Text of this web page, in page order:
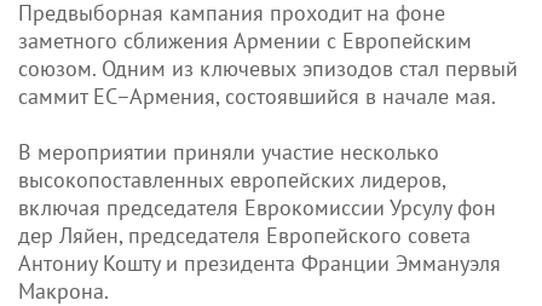
Предвыборная кампания проходит на фоне
заметного сближения Армении с Европейским
союзом. Одним из ключевых эпизодов стал первый
саммит ЕС–Армения, состоявшийся в начале мая.
В мероприятии приняли участие несколько
высокопоставленных европейских лидеров,
включая председателя Еврокомиссии Урсулу фон
дер Ляйен, председателя Европейского совета
Антониу Кошту и президента Франции Эммануэля
Макрона.